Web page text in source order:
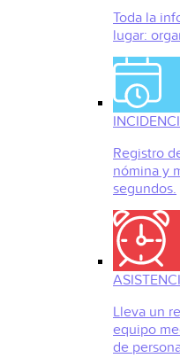
Toda la
lugar:
Registro
nómina y
segundos.
Lleva un
equipo
de